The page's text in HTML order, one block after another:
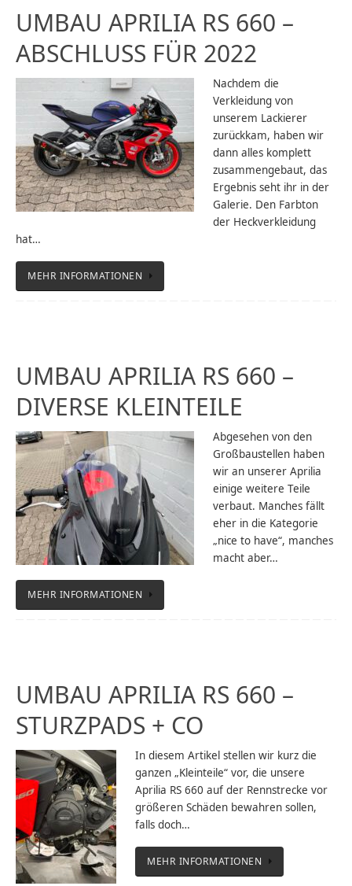
UMBAU APRILIA RS 660 –
ABSCHLUSS FÜR 2022
Nachdem die
Verkleidung von
unserem Lackierer
zurückkam, haben wir
dann alles komplett
zusammengebaut, das
Ergebnis seht ihr in der
Galerie. Den Farbton
der Heckverkleidung
hat…
MEHR INFORMATIONEN
UMBAU APRILIA RS 660 –
DIVERSE KLEINTEILE
Abgesehen von den
Großbaustellen haben
wir an unserer Aprilia
einige weitere Teile
verbaut. Manches fällt
eher in die Kategorie
„nice to have“, manches
macht aber…
MEHR INFORMATIONEN
UMBAU APRILIA RS 660 –
STURZPADS + CO
In diesem Artikel stellen wir kurz die
ganzen „Kleinteile“ vor, die unsere
Aprilia RS 660 auf der Rennstrecke vor
größeren Schäden bewahren sollen,
falls doch…
MEHR INFORMATIONEN